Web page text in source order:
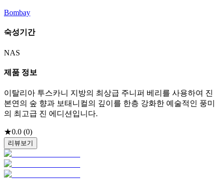
Bombay
숙성기간
NAS
제품 정보
이탈리아 투스카니 지방의 최상급 주니퍼 베리를 사용하여 진
본연의 숲 향과 보태니컬의 깊이를 한층 강화한 예술적인 풍미
의 최고급 진 에디션입니다.
★0.0 (0)
리뷰보기